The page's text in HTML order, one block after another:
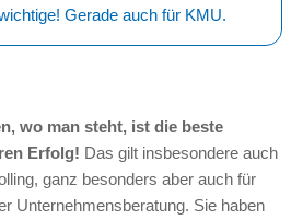
Gerade auch für KMU.
wo man steht, ist die beste
Erfolg! Das gilt insbesondere auch
ganz besonders aber auch für
Unternehmensberatung. Sie haben